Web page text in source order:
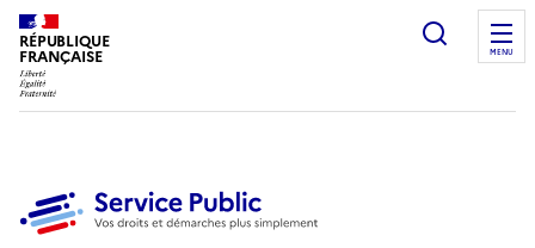
RÉPUBLIQUE
FRANÇAISE
Ouvrir
MENU